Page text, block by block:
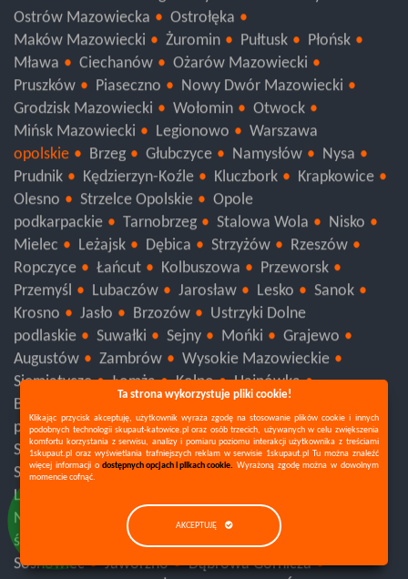
Ostrów Mazowiecka
Ostrołęka
Maków Mazowiecki
Żuromin Pułtusk
Płońsk
Mława
Ciechanów
Ożarów Mazowiecki
Pruszków
Piaseczno
Nowy Dwór Mazowiecki
Grodzisk Mazowiecki
Wołomin
Otwock
Mińsk Mazowiecki
Legionowo
Warszawa
opolskie
Brzeg Głubczyce Namysłów
Nysa
Prudnik
Kędzierzyn-Koźle Kluczbork
Krapkowice
Olesno
Strzelce Opolskie
Opole
podkarpackie
Tarnobrzeg Stalowa Wola
Nisko
Mielec
Leżajsk Dębica Strzyżów
Rzeszów
Ropczyce
Łańcut Kolbuszowa
Przeworsk
Przemyśl
Lubaczów Jarosław Lesko
Sanok
Krosno
Jasło Brzozów
Ustrzyki Dolne
podlaskie
Suwałki Sejny Mońki
Grajewo
Augustów
Zambrów
Wysokie Mazowieckie
Siemiatycze
Łomża Kolno
Hajnówka
Bielsk Podlaski
pomorskie
Kościerzyna Człuchów
Chojnice
Sopot
Gdynia Gdańsk Sztum
Tczew
Starogard Gdański
Malbork Kwidzyn
Lębork
Nowy Dwór Gdański
Kartuzy
Pruszcz Gdański
śląskie
Pszczyna Tychy Bieruń
Mikołów
Sosnowiec
Jaworzno Dąbrowa Górnicza
Ta strona wykorzystuje pliki cookie!
Klikając przycisk akceptuję, użytkownik wyraża zgodę na stosowanie plików cookie i innych
podobnych technologii skupaut-katowice.pl oraz osób trzecich, używanych w celu zwiększenia
komfortu korzystania z serwisu, analizy i pomiaru poziomu interakcji użytkownika z treściami
1skupaut.pl oraz wyświetlania trafniejszych reklam w serwisie 1skupaut.pl Tu można znaleźć
więcej informacji odostępnych opcjach i plikach cookie. Wyrażoną zgodę można w dowolnym
momencie cofnąć.
AKCEPTUJĘ